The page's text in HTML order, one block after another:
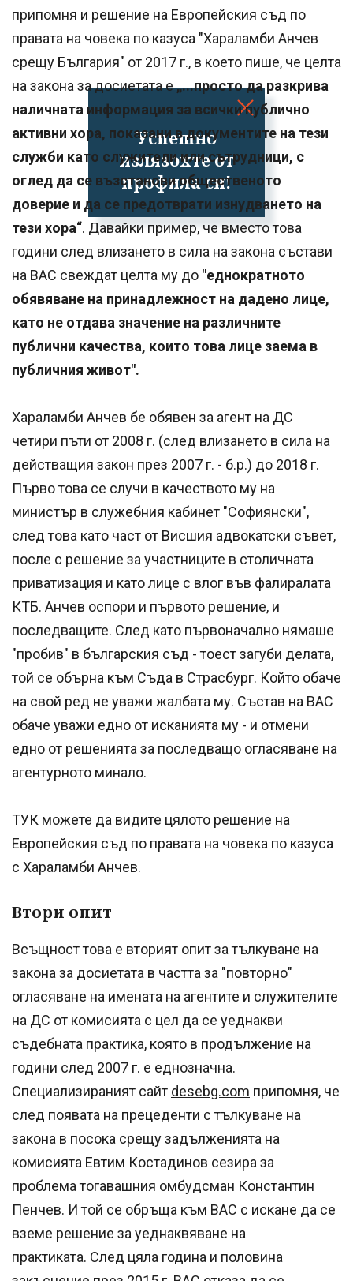
Успешно
излязохте от
профила си!
припомня и решение на Европейския съд по
правата на човека по казуса "Хараламби Анчев
срещу България" от 2017 г., в което пише, че целта
на закона за досиетата е„...просто да разкрива
наличната информация за всички публично
активни хора, показани в документите на тези
служби като служители или сътрудници, с
оглед да се възстанови общественото
доверие и да се предотврати изнудването на
тези хора“. Давайки пример, че вместо това
години след влизането в сила на закона състави
на ВАС свеждат целта му до "еднократното
обявяване на принадлежност на дадено лице,
като не отдава значение на различните
публични качества, които това лице заема в
публичния живот".
Хараламби Анчев бе обявен за агент на ДС
четири пъти от 2008 г. (след влизането в сила на
действащия закон през 2007 г. - б.р.) до 2018 г.
Първо това се случи в качеството му на
министър в служебния кабинет "Софиянски",
след това като част от Висшия адвокатски съвет,
после с решение за участниците в столичната
приватизация и като лице с влог във фалиралата
КТБ. Анчев оспори и първото решение, и
последващите. След като първоначално нямаше
"пробив" в българския съд - тоест загуби делата,
той се обърна към Съда в Страсбург. Който обаче
на свой ред не уважи жалбата му. Състав на ВАС
обаче уважи едно от исканията му - и отмени
едно от решенията за последващо огласяване на
агентурното минало.
ТУК можете да видите цялото решение на
Европейския съд по правата на човека по казуса
с Хараламби Анчев.
Втори опит
Всъщност това е вторият опит за тълкуване на
закона за досиетата в частта за "повторно"
огласяване на имената на агентите и служителите
на ДС от комисията с цел да се уеднакви
съдебната практика, която в продължение на
години след 2007 г. е еднозначна.
Специализираният сайт desebg.com припомня, че
след появата на прецеденти с тълкуване на
закона в посока срещу задълженията на
комисията Евтим Костадинов сезира за
проблема тогавашния омбудсман Константин
Пенчев. И той се обръща към ВАС с искане да се
вземе решение за уеднаквяване на
практиката. След цяла година и половина